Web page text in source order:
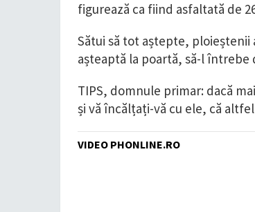
figurează ca fiind asfaltată de
Sătui să tot aștepte, ploieștenii
așteaptă la poartă, să-l
TIPS, domnule primar: dacă
și vă încălțați-vă cu ele, că
VIDEO PHONLINE.RO